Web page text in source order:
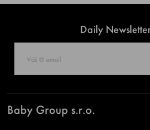
Daily
Baby Group s.r.o.